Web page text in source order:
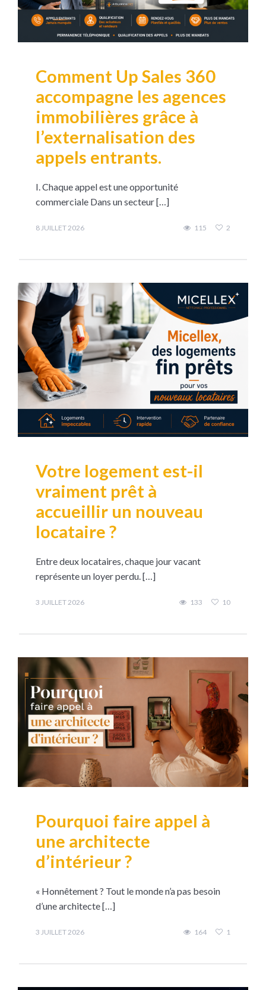
Comment Up Sales 360
accompagne les agences
immobilières grâce à
l’externalisation des
appels entrants.
I. Chaque appel est une opportunité
commerciale Dans un secteur […]
8 JUILLET 2026 115 2
Votre logement est-il
vraiment prêt à
accueillir un nouveau
locataire ?
Entre deux locataires, chaque jour vacant
représente un loyer perdu. […]
3 JUILLET 2026 133 10
Pourquoi faire appel à
une architecte
d’intérieur ?
« Honnêtement ? Tout le monde n’a pas besoin
d’une architecte […]
3 JUILLET 2026 164 1